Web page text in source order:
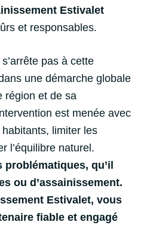
Estivalet
et responsables.
pas à cette
une démarche globale
région et de sa
est menée avec
limiter les
l’équilibre naturel.
qu’il
ou d’assainissement.
Estivalet, vous
fiable et engagé